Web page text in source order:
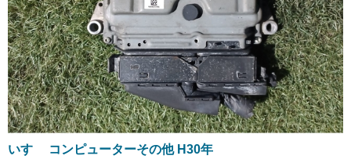
いすゞ コンピューターその他 H30年